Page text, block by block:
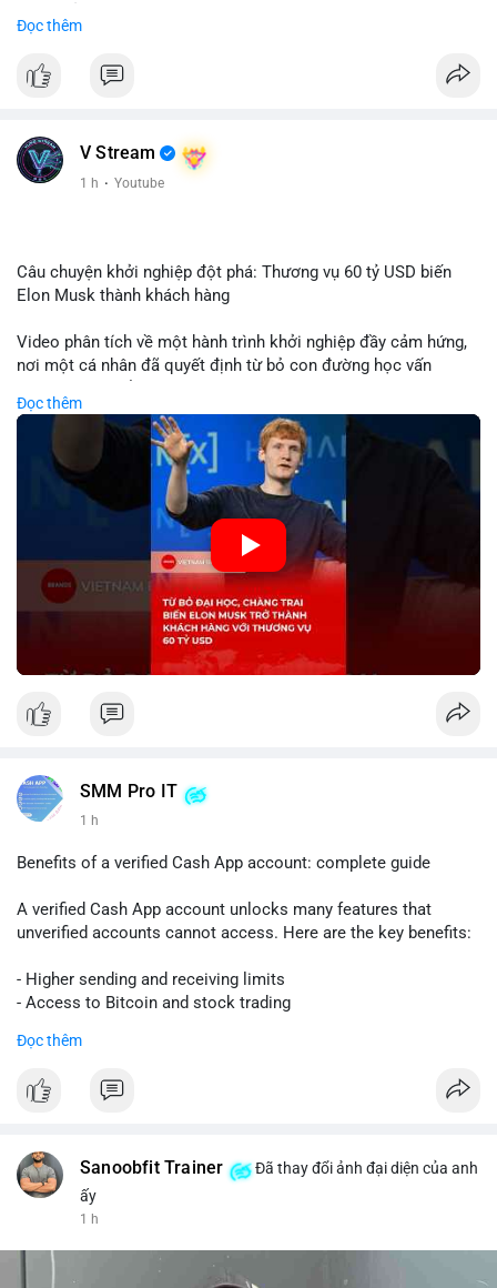
- Mục tiêu là tăng tốc độ przyjęcie của token yen-pegged JPYC
- Đây là bước tiến quan trọng trong việc phát triển stablecoin
$jpyc
📰 Nguồn: Cointelegraph
Đọc thêm
V Stream
1 h · Youtube
Câu chuyện khởi nghiệp đột phá: Thương vụ 60 tỷ USD biến
Elon Musk thành khách hàng
Video phân tích về một hành trình khởi nghiệp đầy cảm hứng,
nơi một cá nhân đã quyết định từ bỏ con đường học vấn
dội với thương vụ trị giá 60 tỷ USD không chỉ khẳng định tầm
nhìn chiến lược của nhà sáng lập mà còn cho thấy sức mạnh
của sự đổi mới trong nền kinh tế hiện đại. Sự kiện này đặc biệt
gây chú ý khi biến tỷ phú Elon Musk trở thành một khách hàng
quan trọng, minh chứng cho khả năng xoay chuyển cục diện
kinh doanh của các startup đầy tiềm năng.
🎥 Xem video trực tiếp tại:
Nguồn: KIEN THUC KINH TE
Đọc thêm
SMM Pro IT
1 h
Benefits of a verified Cash App account: complete guide
A verified Cash App account unlocks many features that
unverified accounts cannot access. Here are the key benefits:
- Higher sending and receiving limits
- Access to Bitcoin and stock trading
- Ability to link a bank account or card
To get verified, you need to provide your full name, date of
Verification also helps protect you from fraud and ensures
your funds are safe. If you want to use Cash App for business
Follow this guide to fully enjoy the benefits of a verified Cash
Đọc thêm
Sanoobfit Trainer
Đã thay đổi ảnh đại diện của anh
ấy
1 h